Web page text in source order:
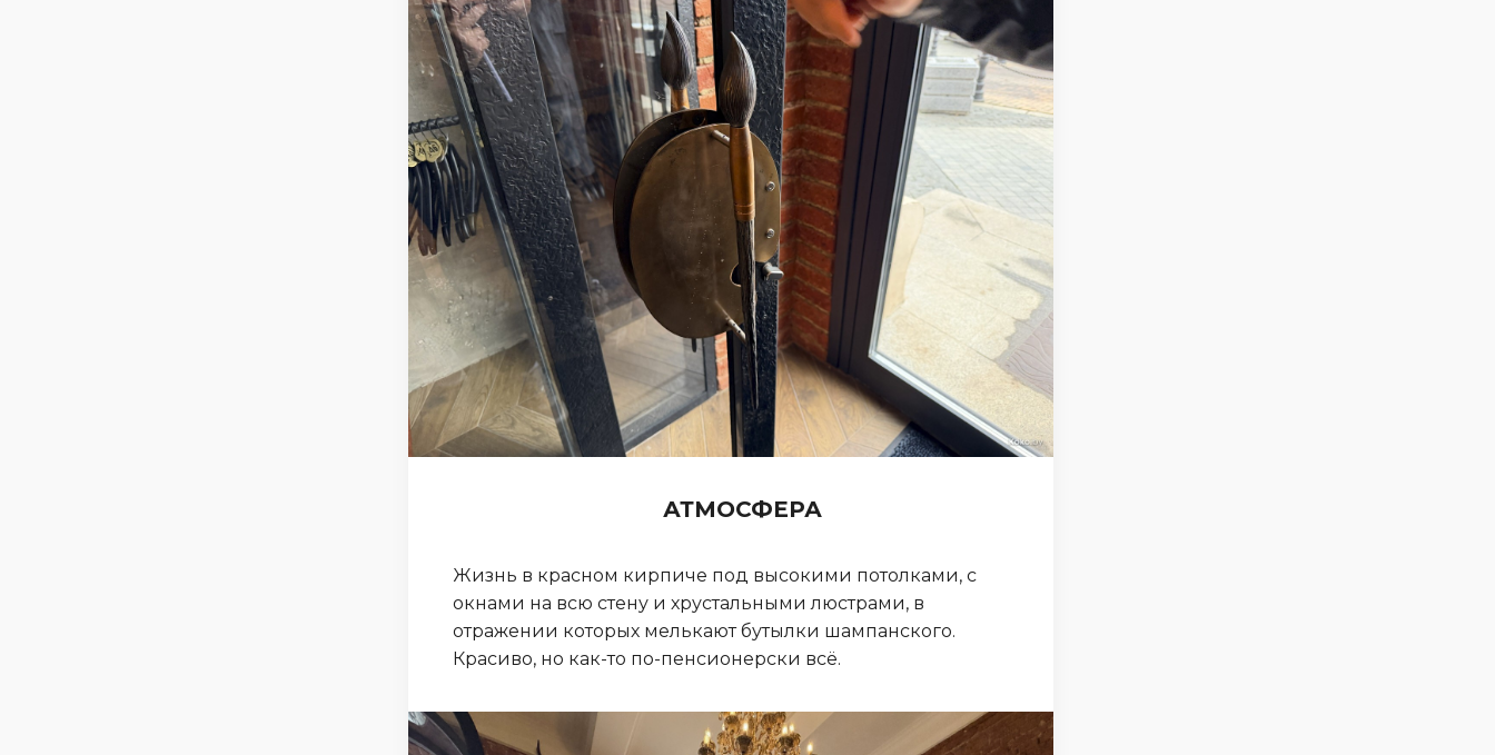
АТМОСФЕРА
Жизнь в красном кирпиче под высокими потолками, с
окнами на всю стену и хрустальными люстрами, в
отражении которых мелькают бутылки шампанского.
Красиво, но как-то по-пенсионерски всё.